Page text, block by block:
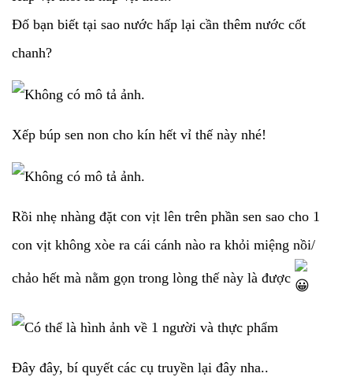
Đố bạn biết tại sao nước hấp lại cần thêm nước cốt
chanh?
Xếp búp sen non cho kín hết vỉ thế này nhé!
Rồi nhẹ nhàng đặt con vịt lên trên phần sen sao cho 1
con vịt không xòe ra cái cánh nào ra khỏi miệng nồi/
chảo hết mà nằm gọn trong lòng thế này là được
Đây đây, bí quyết các cụ truyền lại đây nha..